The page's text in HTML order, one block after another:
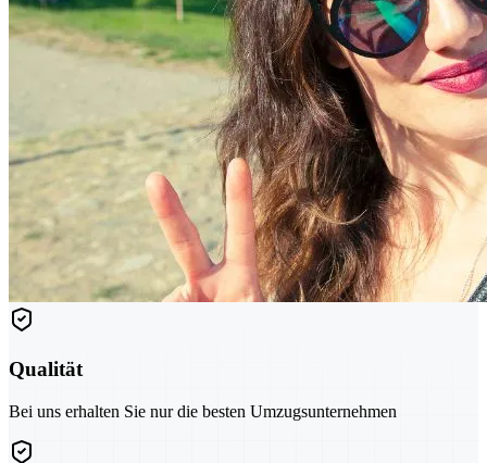
Qualität
Bei uns erhalten Sie nur die besten Umzugsunternehmen